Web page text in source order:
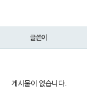
글쓴이
게시물이 없습니다.